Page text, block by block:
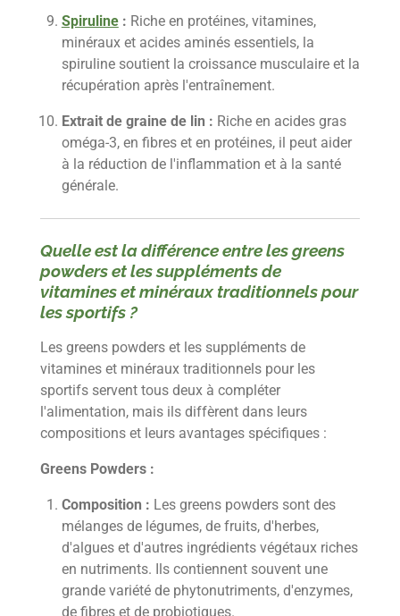
Spiruline: Riche en protéines, vitamines,
minéraux et acides aminés essentiels, la
spiruline soutient la croissance musculaire et la
récupération après l'entraînement.
Extrait de graine de lin : Riche en acides gras
oméga-3, en fibres et en protéines, il peut aider
à la réduction de l'inflammation et à la santé
générale.
Quelle est la différence entre les greens
powders et les suppléments de
vitamines et minéraux traditionnels pour
les sportifs ?
Les greens powders et les suppléments de
vitamines et minéraux traditionnels pour les
sportifs servent tous deux à compléter
l'alimentation, mais ils diffèrent dans leurs
compositions et leurs avantages spécifiques :
Greens Powders :
Composition : Les greens powders sont des
mélanges de légumes, de fruits, d'herbes,
d'algues et d'autres ingrédients végétaux riches
en nutriments. Ils contiennent souvent une
grande variété de phytonutriments, d'enzymes,
de fibres et de probiotiques.